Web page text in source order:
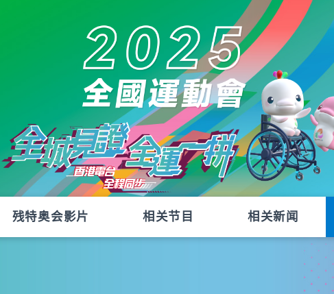
残特奥会影片 相关节目 相关新闻